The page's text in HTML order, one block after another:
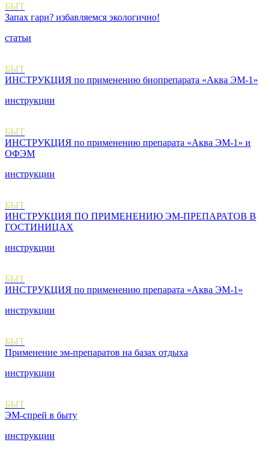
БЫТ
Запах гари? избавляемся экологично!
статьи
БЫТ
ИНСТРУКЦИЯ по применению биопрепарата «Аква ЭМ-1»
инструкции
БЫТ
ИНСТРУКЦИЯ по применению препарата «Аква ЭМ-1» и
ОФЭМ
инструкции
БЫТ
ИНСТРУКЦИЯ ПО ПРИМЕНЕНИЮ ЭМ-ПРЕПАРАТОВ В
ГОСТИНИЦАХ
инструкции
БЫТ
ИНСТРУКЦИЯ по применению препарата «Аква ЭМ-1»
инструкции
БЫТ
Применение эм-препаратов на базах отдыха
инструкции
БЫТ
ЭМ-спрей в быту
инструкции